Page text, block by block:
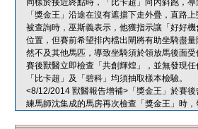
同樣於接近終點時，「比卡超」向內斜跑，
「獎金王」沿途在沒有遮擋下走外疊，直路
被查詢時，巫斯義表示，他獲指示讓「好好
位置，但賽前希望排內檔出閘將有助坐騎盡
然不及其他馬匹，導致坐騎須於領放馬後面受
賽後獸醫立即檢查「共創輝煌」，並無發現任
「比卡超」及「碧科」均須抽取樣本檢驗。
<8/12/2014 獸醫報告增補>「獎金王」於賽
練馬師沈集成的馬房再次檢查「獎金王」時